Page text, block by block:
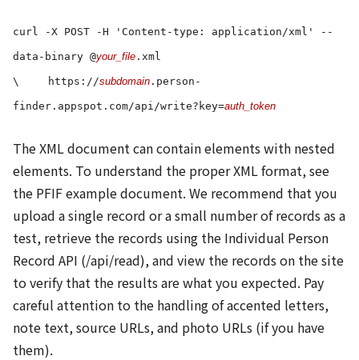
curl -X POST -H 'Content-type: application/xml' --
data-binary @your_file .xml
\ https://subdomain .person-
finder.appspot.com/api/write?key=auth_token
The XML document can containelements with nested
elements. To understand the proper XML format, see
the PFIF example document. We recommend that you
upload a single record or a small number of records as a
test, retrieve the records using the Individual Person
Record API (/api/read), and view the records on the site
to verify that the results are what you expected. Pay
careful attention to the handling of accented letters,
note text, source URLs, and photo URLs (if you have
them).